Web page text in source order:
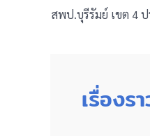
สพป.บุรีรัมย์ เขต 4
เรื่องร